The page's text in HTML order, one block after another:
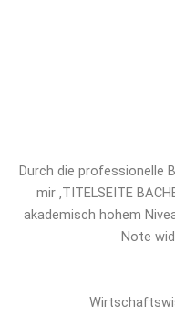
Durch die professionelle
mir ‚TITELSEITE
akademisch hohem
Note